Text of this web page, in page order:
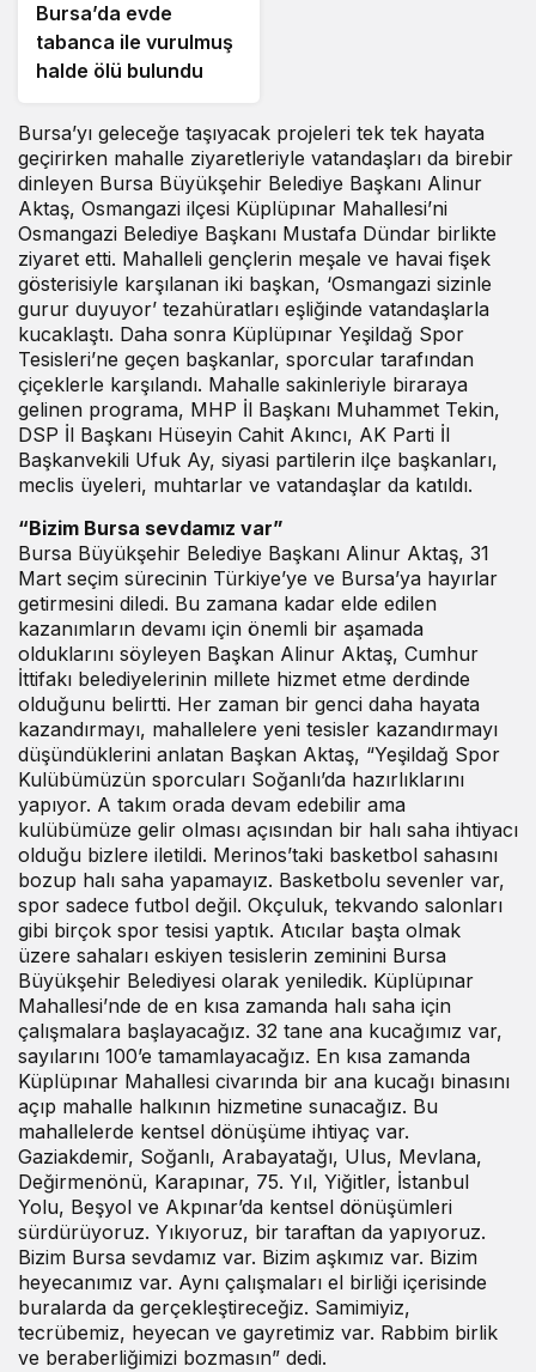
Bursa’da evde
tabanca ile vurulmuş
halde ölü bulundu
Bursa’yı geleceğe taşıyacak projeleri tek tek hayata
geçirirken mahalle ziyaretleriyle vatandaşları da birebir
dinleyen Bursa Büyükşehir Belediye Başkanı Alinur
Aktaş, Osmangazi ilçesi Küplüpınar Mahallesi’ni
Osmangazi Belediye Başkanı Mustafa Dündar birlikte
ziyaret etti. Mahalleli gençlerin meşale ve havai fişek
gösterisiyle karşılanan iki başkan, ‘Osmangazi sizinle
gurur duyuyor’ tezahüratları eşliğinde vatandaşlarla
kucaklaştı. Daha sonra Küplüpınar Yeşildağ Spor
Tesisleri’ne geçen başkanlar, sporcular tarafından
çiçeklerle karşılandı. Mahalle sakinleriyle biraraya
gelinen programa, MHP İl Başkanı Muhammet Tekin,
DSP İl Başkanı Hüseyin Cahit Akıncı, AK Parti İl
Başkanvekili Ufuk Ay, siyasi partilerin ilçe başkanları,
meclis üyeleri, muhtarlar ve vatandaşlar da katıldı.
“Bizim Bursa sevdamız var”
Bursa Büyükşehir Belediye Başkanı Alinur Aktaş, 31
Mart seçim sürecinin Türkiye’ye ve Bursa’ya hayırlar
getirmesini diledi. Bu zamana kadar elde edilen
kazanımların devamı için önemli bir aşamada
olduklarını söyleyen Başkan Alinur Aktaş, Cumhur
İttifakı belediyelerinin millete hizmet etme derdinde
olduğunu belirtti. Her zaman bir genci daha hayata
kazandırmayı, mahallelere yeni tesisler kazandırmayı
düşündüklerini anlatan Başkan Aktaş, “Yeşildağ Spor
Kulübümüzün sporcuları Soğanlı’da hazırlıklarını
yapıyor. A takım orada devam edebilir ama
kulübümüze gelir olması açısından bir halı saha ihtiyacı
olduğu bizlere iletildi. Merinos’taki basketbol sahasını
bozup halı saha yapamayız. Basketbolu sevenler var,
spor sadece futbol değil. Okçuluk, tekvando salonları
gibi birçok spor tesisi yaptık. Atıcılar başta olmak
üzere sahaları eskiyen tesislerin zeminini Bursa
Büyükşehir Belediyesi olarak yeniledik. Küplüpınar
Mahallesi’nde de en kısa zamanda halı saha için
çalışmalara başlayacağız. 32 tane ana kucağımız var,
sayılarını 100’e tamamlayacağız. En kısa zamanda
Küplüpınar Mahallesi civarında bir ana kucağı binasını
açıp mahalle halkının hizmetine sunacağız. Bu
mahallelerde kentsel dönüşüme ihtiyaç var.
Gaziakdemir, Soğanlı, Arabayatağı, Ulus, Mevlana,
Değirmenönü, Karapınar, 75. Yıl, Yiğitler, İstanbul
Yolu, Beşyol ve Akpınar’da kentsel dönüşümleri
sürdürüyoruz. Yıkıyoruz, bir taraftan da yapıyoruz.
Bizim Bursa sevdamız var. Bizim aşkımız var. Bizim
heyecanımız var. Aynı çalışmaları el birliği içerisinde
buralarda da gerçekleştireceğiz. Samimiyiz,
tecrübemiz, heyecan ve gayretimiz var. Rabbim birlik
ve beraberliğimizi bozmasın” dedi.